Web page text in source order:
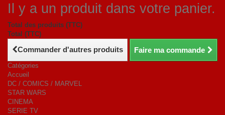
Il y a un produit dans votre panier.
Total des produits (TTC)
Total (TTC)
Commander d'autres produits Faire ma commande
Catégories
Accueil
DC / COMICS / MARVEL
STAR WARS
CINEMA
SERIE TV